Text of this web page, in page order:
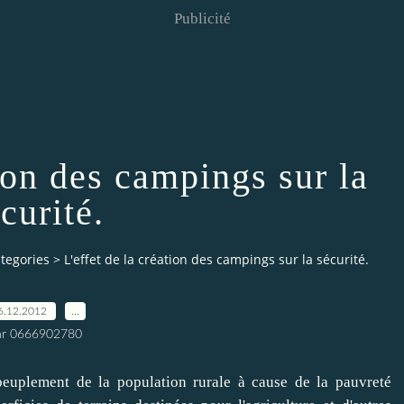
Publicité
des campings sur la
> L'effet de la création des campings sur la sécurité.
0666902780
de la population rurale à cause de la pauvreté